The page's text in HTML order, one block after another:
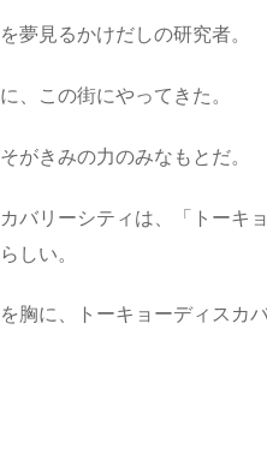
夢見るかけだしの研究者。
、この街にやってきた。
がきみの力のみなもとだ。
バリーシティは、「トーキ
しい。
胸に、トーキョーディスカ